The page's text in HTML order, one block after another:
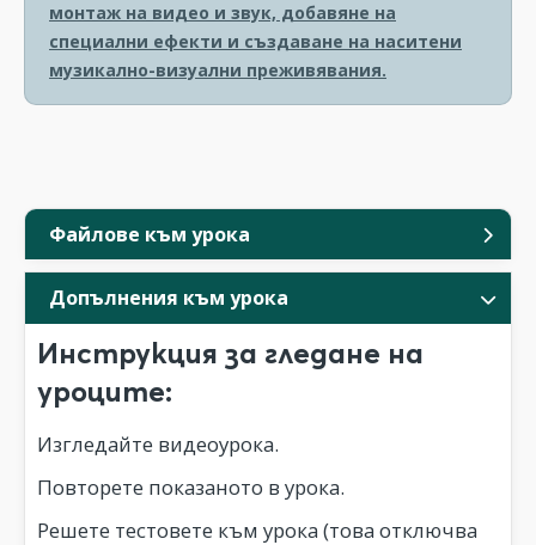
Файлове към урока
Допълнения към урока
Инструкция за гледане на
уроците:
Изгледайте видеоурока.
Повторете показаното в урока.
Решете тестовете към урока (това отключва
монтаж на видео и звук, добавяне на
специални ефекти и създаване на наситени
музикално-визуални преживявания.